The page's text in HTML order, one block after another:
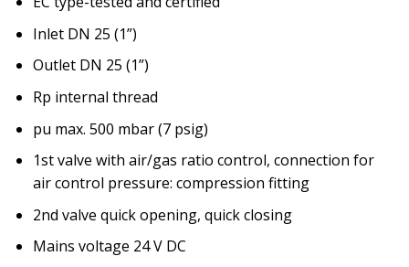
Inlet DN 25 (1”)
Outlet DN 25 (1”)
Rp internal thread
pu max. 500 mbar (7 psig)
1st valve with air/gas ratio control, connection for
air control pressure: compression fitting
2nd valve quick opening, quick closing
Mains voltage 24 V DC